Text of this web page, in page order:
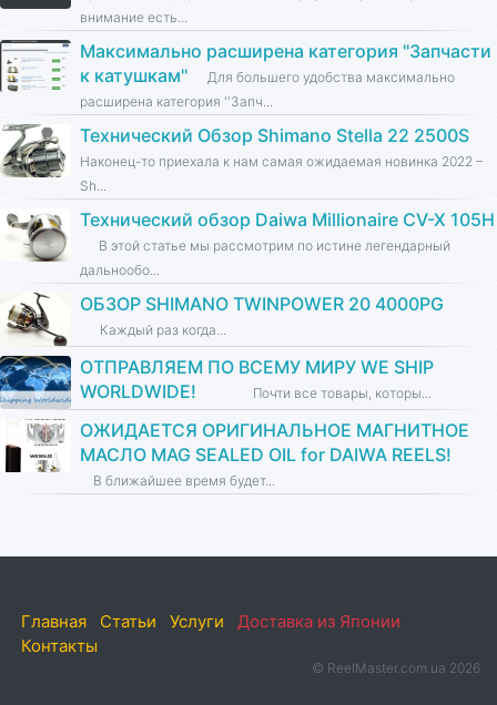
внимание есть...
Максимально расширена категория ''Запчасти
к катушкам''
Для большего удобства максимально
расширена категория ''Запч...
Технический Обзор Shimano Stella 22 2500S
Наконец-то приехала к нам самая ожидаемая новинка 2022 –
Sh...
Технический обзор Daiwa Millionaire CV-X 105H
В этой статье мы рассмотрим по истине легендарный
дальнообо...
ОБЗОР SHIMANO TWINPOWER 20 4000PG
Каждый раз когда...
ОТПРАВЛЯЕМ ПО ВСЕМУ МИРУ WE SHIP
WORLDWIDE!
Почти все товары, которы...
ОЖИДАЕТСЯ ОРИГИНАЛЬНОЕ МАГНИТНОЕ
МАСЛО MAG SEALED OIL for DAIWA REELS!
В ближайшее время будет...
Главная Статьи Услуги
Доставка из Японии
Контакты
© ReelMaster.com.ua 2026